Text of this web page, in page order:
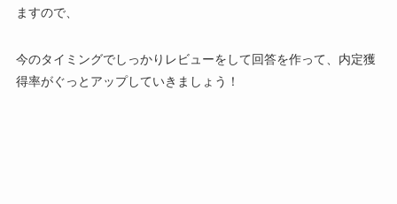
ますので、
今のタイミングでしっかりレビューをして回答を作って、内定獲
得率がぐっとアップしていきましょう！